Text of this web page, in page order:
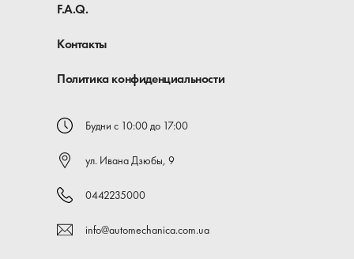
F.A.Q.
Контакты
Политика конфиденциальности
Будни с 10:00 до 17:00
ул. Ивана Дзюбы, 9
0442235000
info@automechanica.com.ua